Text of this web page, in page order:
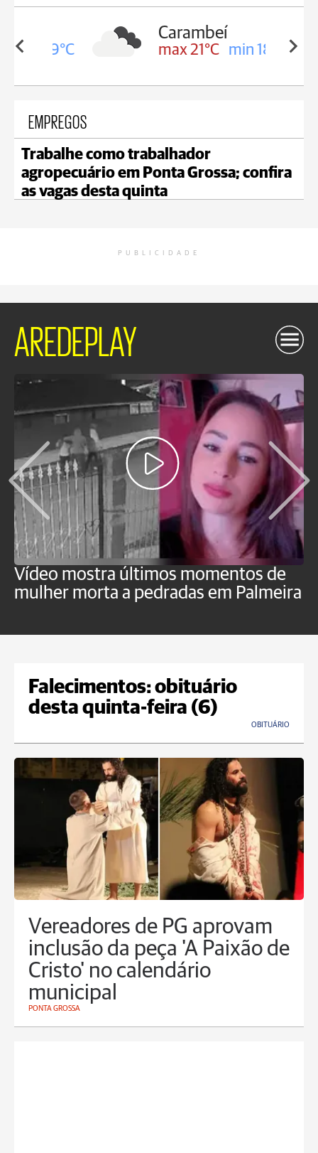
19°C
Carambeí
max 21°C min 18°C
EMPREGOS
Trabalhe como trabalhador
agropecuário em Ponta Grossa; confira
as vagas desta quinta
PUBLICIDADE
AREDEPLAY
Vídeo mostra últimos momentos de
mulher morta a pedradas em Palmeira
Falecimentos: obituário
desta quinta-feira (6)
OBITUÁRIO
Vereadores de PG aprovam
inclusão da peça 'A Paixão de
Cristo' no calendário
municipal
PONTA GROSSA